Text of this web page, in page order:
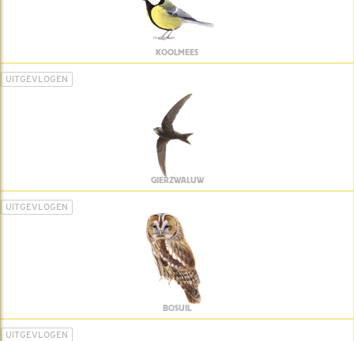
KOOLMEES
UITGEVLOGEN
GIERZWALUW
UITGEVLOGEN
BOSUIL
UITGEVLOGEN